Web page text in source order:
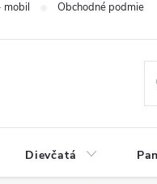
mobil Obchodné podmienky
Dievčatá